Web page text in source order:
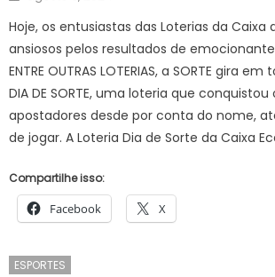
Hoje, os entusiastas das Loterias da Caixa
ansiosos pelos resultados de
ENTRE OUTRAS LOTERIAS, a SORTE gira
DIA DE SORTE, uma loteria que
apostadores desde por conta do nome,
de jogar. A Loteria Dia de Sorte da Caixa
Compartilhe isso:
Facebook X
ESPORTES